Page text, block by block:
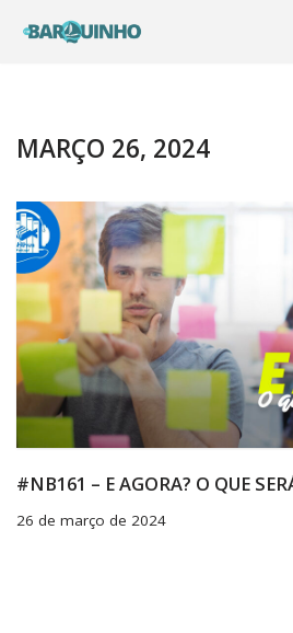
conteúdo
MARÇO 26, 2024
#NB161 – E AGORA? O QUE
26 de março de 2024